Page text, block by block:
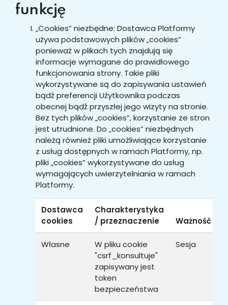
funkcję
„Cookies” niezbędne: Dostawca Platformy
używa podstawowych plików „cookies”
ponieważ w plikach tych znajdują się
informacje wymagane do prawidłowego
funkcjonowania strony. Takie pliki
wykorzystywane są do zapisywania ustawień
bądź preferencji Użytkownika podczas
obecnej bądź przyszłej jego wizyty na stronie.
Bez tych plików „cookies”, korzystanie ze stron
jest utrudnione. Do „cookies” niezbędnych
należą również pliki umożliwiające korzystanie
z usług dostępnych w ramach Platformy, np.
pliki „cookies” wykorzystywane do usług
wymagających uwierzytelniania w ramach
Platformy.
Dostawca
cookies
Charakterystyka
/ przeznaczenie
Ważność
Własne
W pliku cookie
"csrf_konsultuje"
zapisywany jest
token
bezpieczeństwa
Sesja